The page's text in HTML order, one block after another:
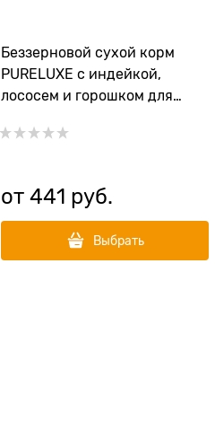
Беззерновой сухой корм
PURELUXE с индейкой,
лососем и горошком для
от 441 руб.
Выбрать